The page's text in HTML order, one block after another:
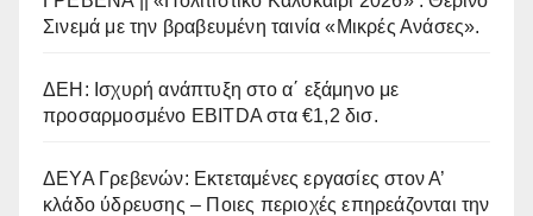
Σινεμά με την βραβευμένη ταινία «Μικρές Ανάσες».
ΔΕΗ: Ισχυρή ανάπτυξη στο α΄ εξάμηνο με
προσαρμοσμένο EBITDA στα €1,2 δισ.
ΔΕΥΑ Γρεβενών: Εκτεταμένες εργασίες στον Α’
κλάδο ύδρευσης – Ποιες περιοχές επηρεάζονται την